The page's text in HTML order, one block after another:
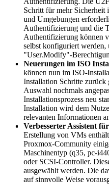
Schritt für mehr Sicherheit
und Umgebungen
Authentifizierung und die
Authentifizierung können
selbst konfiguriert werden,
"User.Modify"-
Neuerungen im ISO
können nun im ISO-
Installation Schritte zurück
Auswahl nochmals
Installationsprozess neu
Installation wird dem
relevanten Informationen
Verbesserter Assistent
Erstellung von VMs
Proxmox-Community
Maschinentyp (q35, pc-
oder SCSI-Controller.
ausgewählt werden. Die
auf sinnvolle Weise